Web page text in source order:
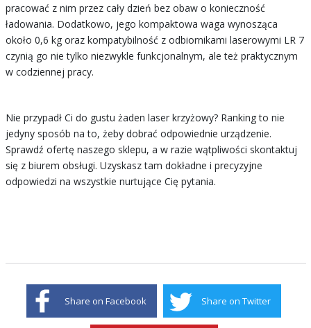
pracować z nim przez cały dzień bez obaw o konieczność
ładowania. Dodatkowo, jego kompaktowa waga wynosząca
około 0,6 kg oraz kompatybilność z odbiornikami laserowymi LR 7
czynią go nie tylko niezwykle funkcjonalnym, ale też praktycznym
w codziennej pracy.
Nie przypadł Ci do gustu żaden laser krzyżowy? Ranking to nie
jedyny sposób na to, żeby dobrać odpowiednie urządzenie.
Sprawdź ofertę naszego sklepu, a w razie wątpliwości skontaktuj
się z biurem obsługi. Uzyskasz tam dokładne i precyzyjne
odpowiedzi na wszystkie nurtujące Cię pytania.
Share on Facebook Share on Twitter